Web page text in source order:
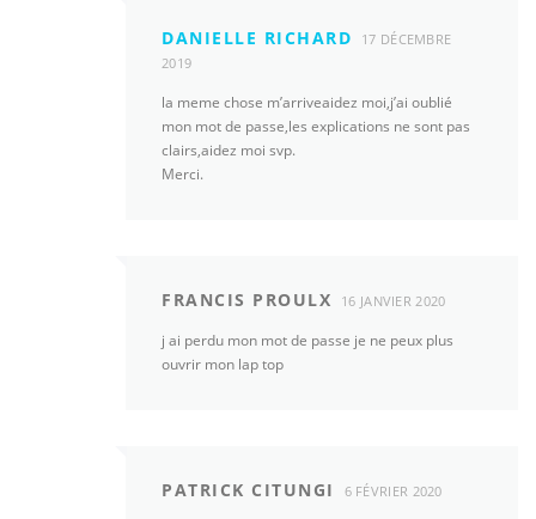
DANIELLE RICHARD
17 DÉCEMBRE
2019
la meme chose m’arriveaidez moi,j’ai oublié
mon mot de passe,les explications ne sont pas
clairs,aidez moi svp.
Merci.
FRANCIS PROULX 16 JANVIER 2020
j ai perdu mon mot de passe je ne peux plus
ouvrir mon lap top
PATRICK CITUNGI 6 FÉVRIER 2020